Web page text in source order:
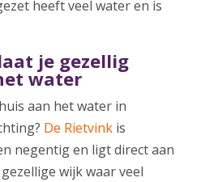
heeft veel water en is
je gezellig
water
aan het water in
De Rietvinkis
negentig en ligt direct aan
wijk waar veel